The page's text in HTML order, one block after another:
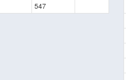
547